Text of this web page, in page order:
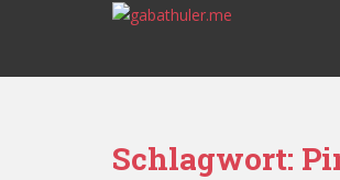
Schlagwort: